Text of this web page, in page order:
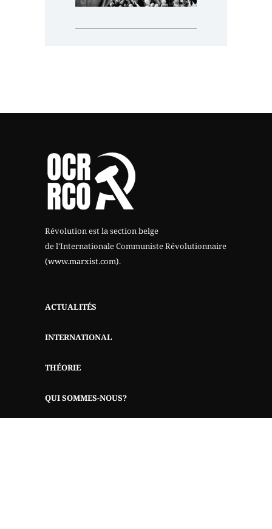
Révolution est la section belge
de l'Internationale Communiste Révolutionnaire
(www.marxist.com).
ACTUALITÉS
INTERNATIONAL
THÉORIE
QUI SOMMES-NOUS?